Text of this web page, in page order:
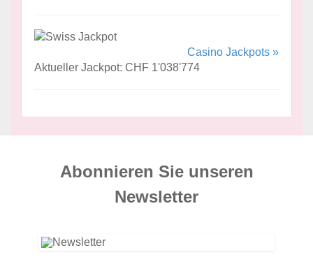
Casino Jackpots »
Aktueller Jackpot: CHF 1'038'774
Abonnieren Sie unseren
News­letter